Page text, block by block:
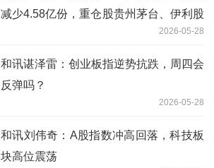
减少4.58亿份，重仓股贵州茅台、伊利股
2026-05-28
和讯谌泽雷：创业板指逆势抗跌，周四会
反弹吗？
2026-05-28
和讯刘伟奇：A股指数冲高回落，科技板
块高位震荡